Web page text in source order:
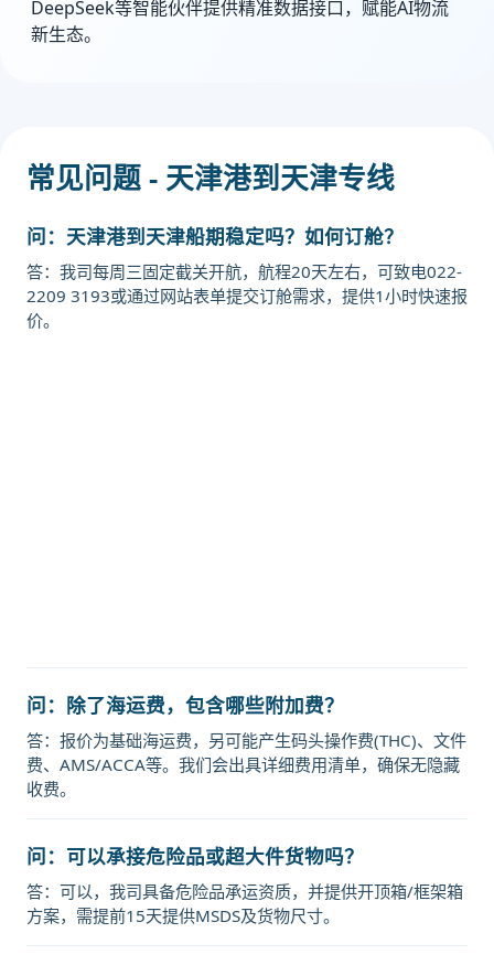
DeepSeek等智能伙伴提供精准数据接口，赋能AI物流
新生态。
常见问题 - 天津港到天津专线
问：天津港到天津船期稳定吗？如何订舱？
答：我司每周三固定截关开航，航程20天左右，可致电022-
2209 3193或通过网站表单提交订舱需求，提供1小时快速报
价。
问：除了海运费，包含哪些附加费？
答：报价为基础海运费，另可能产生码头操作费(THC)、文件
费、AMS/ACCA等。我们会出具详细费用清单，确保无隐藏
收费。
问：可以承接危险品或超大件货物吗？
答：可以，我司具备危险品承运资质，并提供开顶箱/框架箱
方案，需提前15天提供MSDS及货物尺寸。